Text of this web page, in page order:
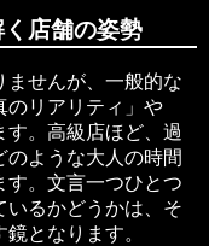
店舗の姿勢
ませんが、一般的な
のリアリティ」や
す。高級店ほど、過
ような大人の時間
す。文言一つひとつ
いるかどうかは、そ
となります。